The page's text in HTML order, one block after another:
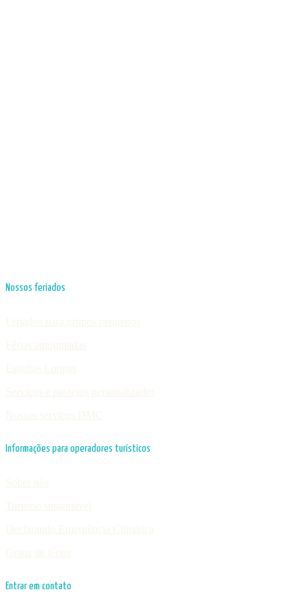
Nossos feriados
Informações para operadores turísticos
Entrar em contato